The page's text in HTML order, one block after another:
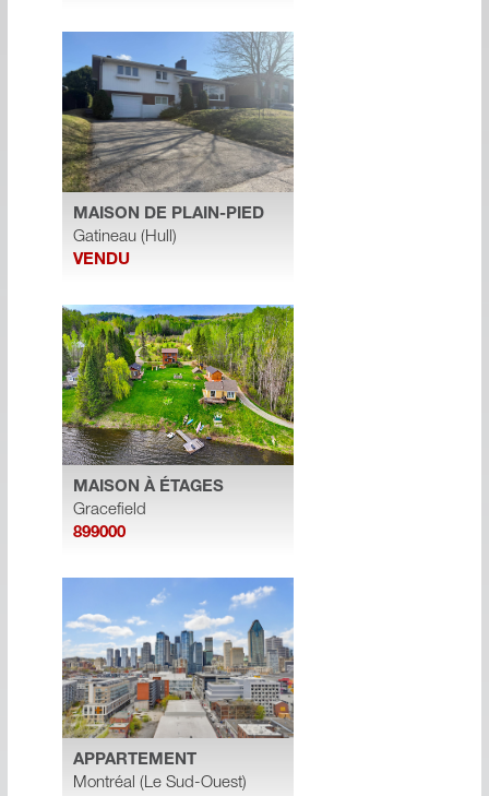
MAISON DE PLAIN-PIED
Gatineau (Hull)
VENDU
MAISON À ÉTAGES
Gracefield
899000
APPARTEMENT
Montréal (Le Sud-Ouest)